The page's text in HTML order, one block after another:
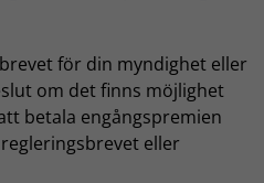
för din myndighet eller
om det finns möjlighet
betala engångspremien
eller